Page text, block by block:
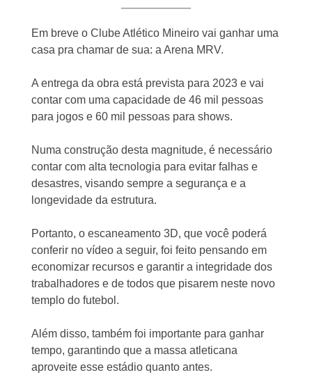
Em breve o Clube Atlético Mineiro vai ganhar uma
casa pra chamar de sua: a Arena MRV.
A entrega da obra está prevista para 2023 e vai
contar com uma capacidade de 46 mil pessoas
para jogos e 60 mil pessoas para shows.
Numa construção desta magnitude, é necessário
contar com alta tecnologia para evitar falhas e
desastres, visando sempre a segurança e a
longevidade da estrutura.
Portanto, o escaneamento 3D, que você poderá
conferir no vídeo a seguir, foi feito pensando em
economizar recursos e garantir a integridade dos
trabalhadores e de todos que pisarem neste novo
templo do futebol.
Além disso, também foi importante para ganhar
tempo, garantindo que a massa atleticana
aproveite esse estádio quanto antes.